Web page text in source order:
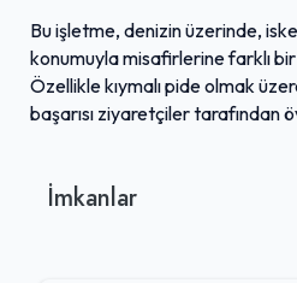
Bu işletme, denizin üzerinde,
konumuyla misafirlerine farklı
Özellikle kıymalı pide olmak
başarısı ziyaretçiler tarafından
Mekan, uygun fiyatlarla lezzetli
Deniz manzarası eşliğinde
İmkanlar